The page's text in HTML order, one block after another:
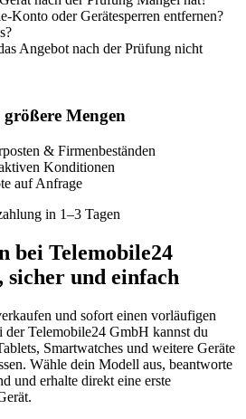
Konto oder Gerätesperren entfernen?
Angebot nach der Prüfung nicht
Mengen
& Firmenbeständen
Konditionen
auf Anfrage
in 1–3 Tagen
bei Telemobile24
sicher und einfach
und sofort einen vorläufigen
der Telemobile24 GmbH kannst du
Smartwatches und weitere Geräte
Wähle dein Modell aus, beantworte
und erhalte direkt eine erste